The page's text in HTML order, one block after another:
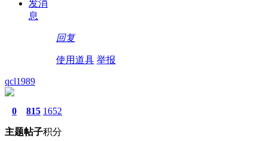
发消
息
回复
使用道具 举报
qcl1989
0
主题
815
帖子
1652
积分